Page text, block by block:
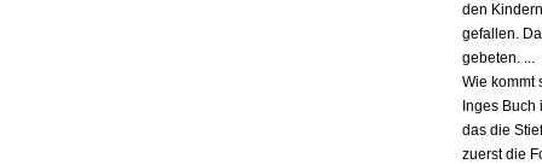
den
gefallen.
gebeten. ...
Wie kommt
Inges
das die
zuerst die